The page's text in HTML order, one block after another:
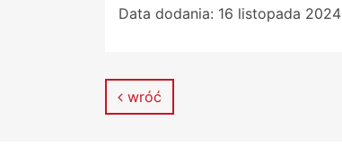
Data dodania: 16 listopada 2024
wróć